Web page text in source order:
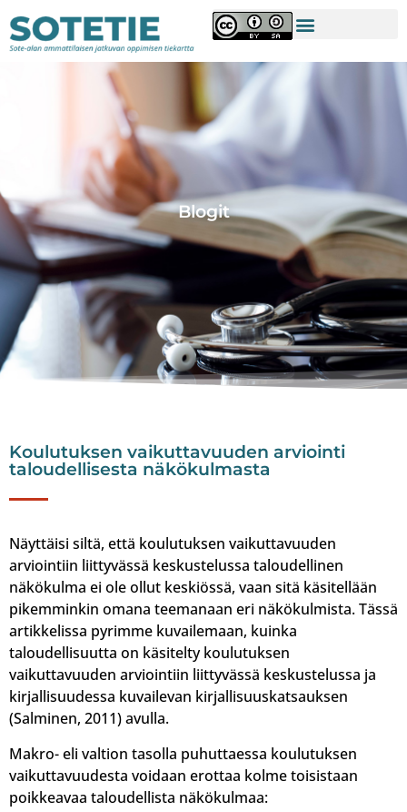
Blogit
Koulutuksen vaikuttavuuden arviointi
taloudellisesta näkökulmasta
Näyttäisi siltä, että koulutuksen vaikuttavuuden
arviointiin liittyvässä keskustelussa taloudellinen
näkökulma ei ole ollut keskiössä, vaan sitä käsitellään
pikemminkin omana teemanaan eri näkökulmista. Tässä
artikkelissa pyrimme kuvailemaan, kuinka
taloudellisuutta on käsitelty koulutuksen
vaikuttavuuden arviointiin liittyvässä keskustelussa ja
kirjallisuudessa kuvailevan kirjallisuuskatsauksen
(Salminen, 2011) avulla.
Makro- eli valtion tasolla puhuttaessa koulutuksen
vaikuttavuudesta voidaan erottaa kolme toisistaan
poikkeavaa taloudellista näkökulmaa: